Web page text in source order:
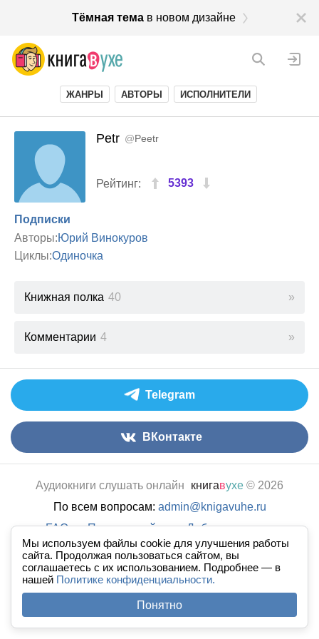
Мы используем файлы cookie для улучшения работы
сайта. Продолжая пользоваться сайтом, вы
соглашаетесь с их использованием. Подробнее — в
нашей Политике конфиденциальности.
Понятно
Тёмная темав новом дизайне
ЖАНРЫ АВТОРЫ ИСПОЛНИТЕЛИ
Petr @Peetr
Рейтинг: 5393
Подписки
Авторы:Юрий Винокуров
Циклы:Одиночка
Книжная полка 40
Комментарии 4
Telegram
ВКонтакте
Аудиокниги слушать онлайн книгавухе © 2026
По всем вопросам: admin@knigavuhe.ru
FAQ
· Правила сайта · Добавить книгу
·
Полная версия
· Новый дизайн